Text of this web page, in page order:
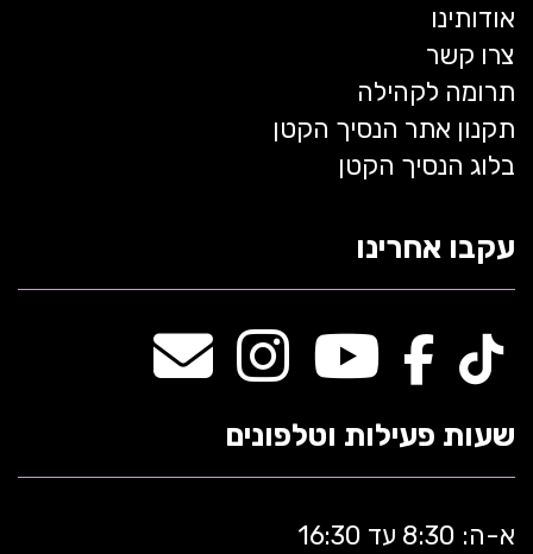
אודותינו
צרו קשר
תרומה לקהילה
תקנון אתר הנסיך הקטן
בלוג הנסיך הקטן
עקבו אחרינו
שעות פעילות וטלפונים
א-ה: 8:30 עד 16:30